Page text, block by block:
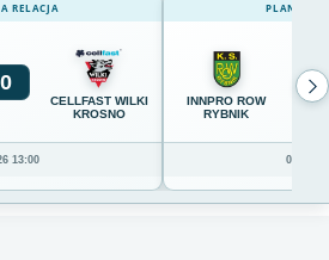
RELACJA
0
CELLFAST WILKI
KROSNO
13:00
INNPRO ROW
RYBNIK
0